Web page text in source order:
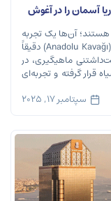
آسمان را در آغوش
هستند؛ آن‌ها یک تجربه
کامل و چندوجهی را ارائه می‌دهند. آنادولو کاوایی (Anadolu Kavağı) دقیقاً
ماهیگیری، در
قرار گرفته و تجربه‌ای
سپتامبر 17, 2025